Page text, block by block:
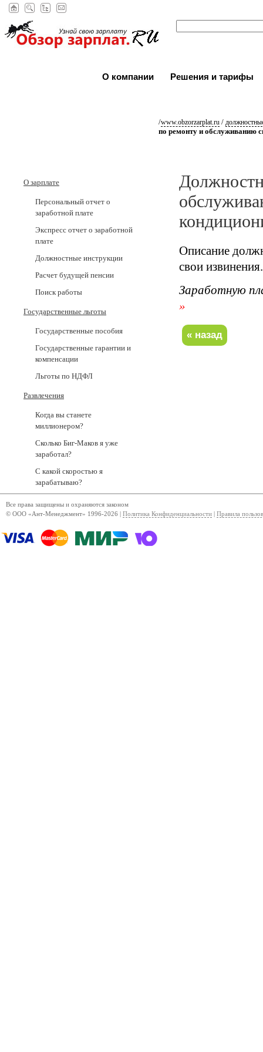
О компании Решения и тарифы
/www.obzorzarplat.ru /
по ремонту и обслуживанию
О зарплате
Персональный отчет о
заработной плате
Экспресс отчет о заработной
плате
Должностные инструкции
Расчет будущей пенсии
Поиск работы
Государственные льготы
Государственные пособия
Государственные гарантии и
компенсации
Льготы по НДФЛ
Развлечения
Когда вы станете
миллионером?
Сколько Биг-Маков я уже
заработал?
С какой скоростью я
зарабатываю?
Описание
свои извинения.
Заработную
»
Все права защищены и охраняются законом
© ООО «Ант-Менеджмент» 1996-2026 | Политика Конфиденциальности Правила